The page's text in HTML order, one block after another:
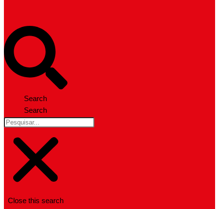
Search
Search
Close this search